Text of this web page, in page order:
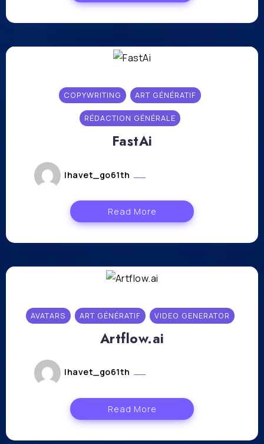
COPYWRITING ART GÉNÉRATIF
RÉDACTION GÉNÉRALE
FastAi
lhavet_go61th
Read More
AVATARS ART GÉNÉRATIF VIDEO GENERATOR
Artflow.ai
lhavet_go61th
Read More